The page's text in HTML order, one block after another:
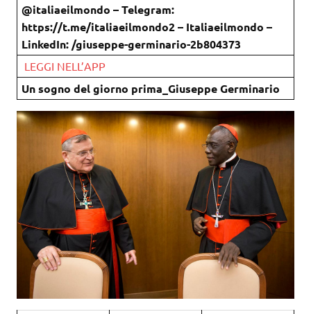
@italiaeilmondo – Telegram:
https://t.me/italiaeilmondo2 – Italiaeilmondo –
LinkedIn: /giuseppe-germinario-2b804373
LEGGI NELL’APP
Un sogno del giorno prima_Giuseppe Germinario